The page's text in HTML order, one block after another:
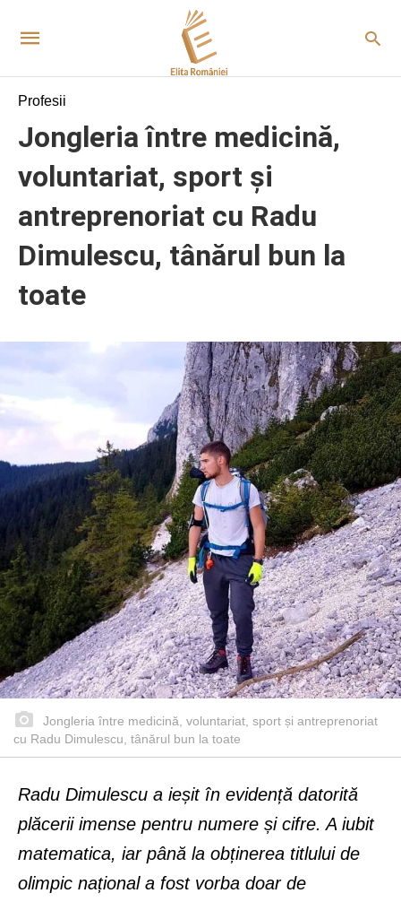
Profesii
Jongleria între medicină,
voluntariat, sport și
antreprenoriat cu Radu
Dimulescu, tânărul bun la
toate
Jongleria între medicină, voluntariat, sport și antreprenoriat
cu Radu Dimulescu, tânărul bun la toate
Radu Dimulescu a ieșit în evidență datorită
plăcerii imense pentru numere și cifre. A iubit
matematica, iar până la obținerea titlului de
olimpic național a fost vorba doar de